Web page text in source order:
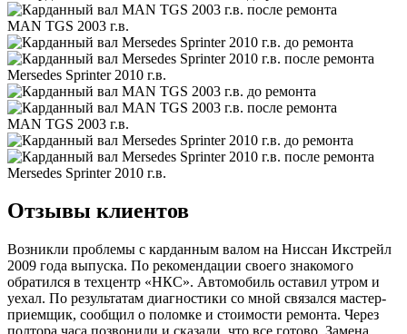
MAN TGS 2003 г.в.
Mersedes Sprinter 2010 г.в.
MAN TGS 2003 г.в.
Mersedes Sprinter 2010 г.в.
Отзывы клиентов
Возникли проблемы с карданным валом на Ниссан Икстрейл
2009 года выпуска. По рекомендации своего знакомого
обратился в техцентр «НКС». Автомобиль оставил утром и
уехал. По результатам диагностики со мной связался мастер-
приемщик, сообщил о поломке и стоимости ремонта. Через